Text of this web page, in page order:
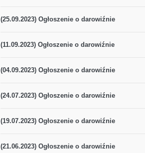
(25.09.2023) Ogłoszenie o darowiźnie
(11.09.2023) Ogłoszenie o darowiźnie
(04.09.2023) Ogłoszenie o darowiźnie
(24.07.2023) Ogłoszenie o darowiźnie
(19.07.2023) Ogłoszenie o darowiźnie
(21.06.2023) Ogłoszenie o darowiźnie